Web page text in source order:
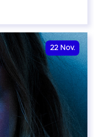
22 Nov.